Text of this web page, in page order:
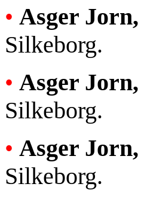
• Asger Jorn,
Silkeborg.
• Asger Jorn,
Silkeborg.
• Asger Jorn,
Silkeborg.